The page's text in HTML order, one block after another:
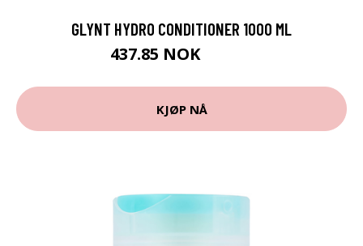
GLYNT HYDRO CONDITIONER 1000 ML
437.85 NOK
KJØP NÅ